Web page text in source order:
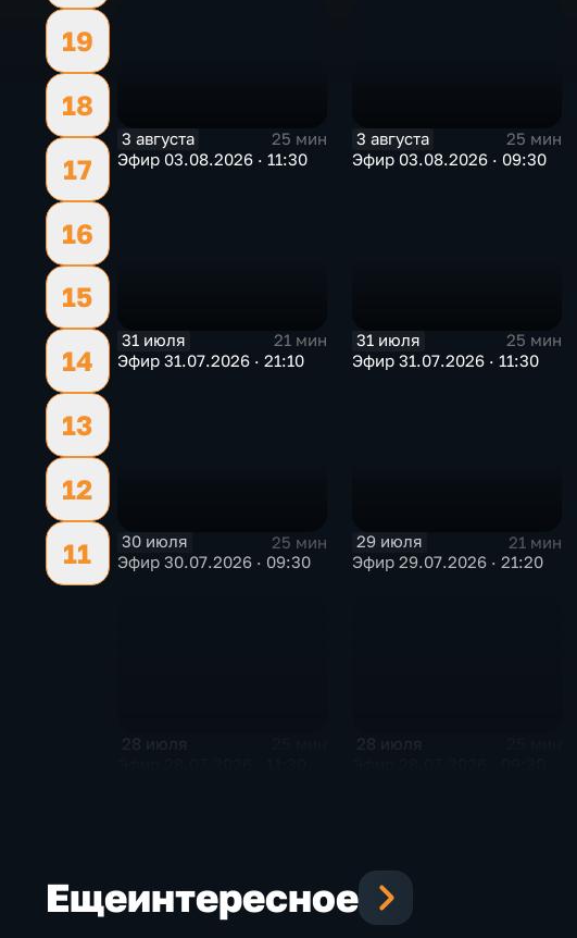
19
18
17
16
15
14
13
12
11
3 августа
25 мин
Эфир 03.08.2026 · 11:30
3 августа
25 мин
Эфир 03.08.2026 · 09:30
31 июля
21 мин
Эфир 31.07.2026 · 21:10
31 июля
25 мин
Эфир 31.07.2026 · 11:30
30 июля
25 мин
Эфир 30.07.2026 · 09:30
29 июля
21 мин
Эфир 29.07.2026 · 21:20
28 июля 28 июля
Ещеинтересное